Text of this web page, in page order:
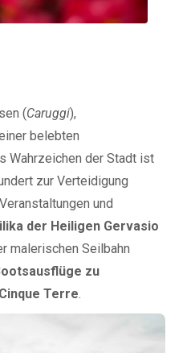
(Caruggi),
belebten
Wahrzeichen der Stadt ist
zur Verteidigung
und
der Heiligen Gervasio
malerischen Seilbahn
zu
Terre.